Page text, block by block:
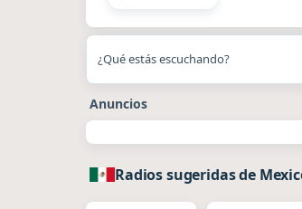
¿Qué estás escuchando?
Anuncios
Radios sugeridas de